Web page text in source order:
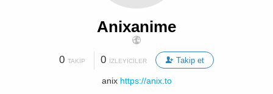
Anixanime
0 TAKIP 0 İZLEYICILER Takip et
anix https://anix.to